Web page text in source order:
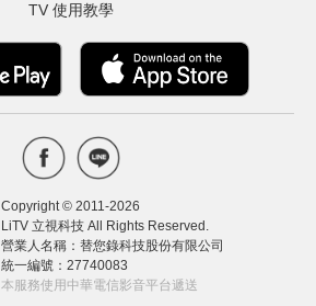
TV 使用教學
Copyright © 2011-2026
LiTV 立視科技 All Rights Reserved.
營業人名稱：替您錄科技股份有限公司
統一編號：27740083
本服務使用中華電信影音平台遞送